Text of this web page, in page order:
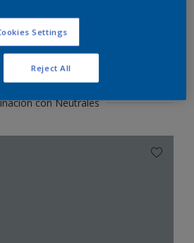
de colores
con Neutrales
Settings
Reject All